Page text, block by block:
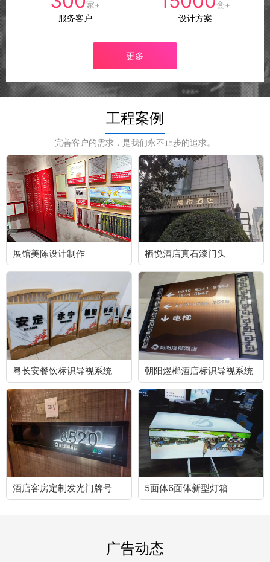
家+
服务客户
套+
设计方案
更多
工程案例
完善客户的需求，是我们永不止步的追求。
展馆美陈设计制作 栖悦酒店真石漆门头
粤长安餐饮标识导视系统 朝阳煜榔酒店标识导视系统
酒店客房定制发光门牌号 5面体6面体新型灯箱
广告动态